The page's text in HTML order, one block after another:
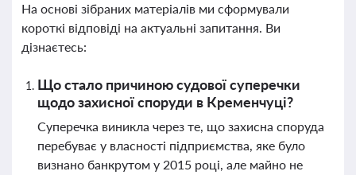
На основі зібраних матеріалів ми сформували
короткі відповіді на актуальні запитання. Ви
дізнаєтесь:
Що стало причиною судової суперечки
щодо захисної споруди в Кременчуці?
Суперечка виникла через те, що захисна споруда
перебуває у власності підприємства, яке було
визнано банкрутом у 2015 році, але майно не